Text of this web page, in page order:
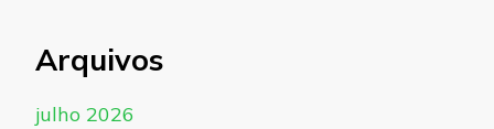
Arquivos
julho 2026